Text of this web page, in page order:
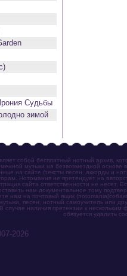
Судьбы
зимой
собой бесплатный нотный архив,
музыки на безвозмездной
на сайте (тексты песен, аккорды и
Нотомания не претендует на
сайта ответственности не
нам документальное тому
нам на почтовый ящик
песен, нотный самоучитель или
случае наличия претензии к
обязуется удалить
2026